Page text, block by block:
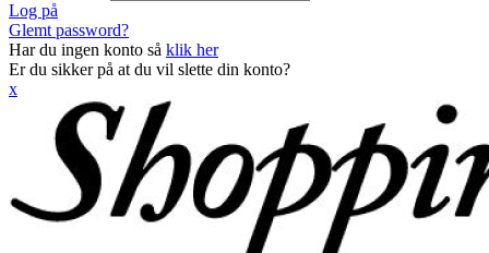
Log på
Glemt password?
Har du ingen konto så klik her
Er du sikker på at du vil slette din konto?
x